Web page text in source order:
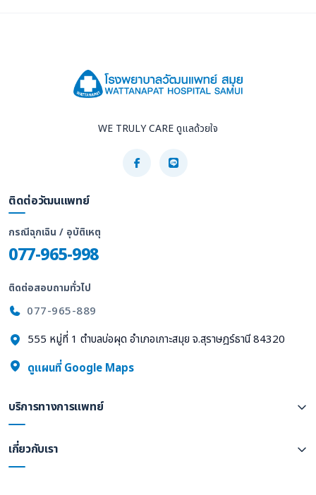
WE TRULY CARE ดูแลด้วยใจ
ติดต่อวัฒนแพทย์
กรณีฉุกเฉิน / อุบัติเหตุ
077-965-998
ติดต่อสอบถามทั่วไป
077-965-889
555 หมู่ที่ 1 ตำบลบ่อผุด อำเภอเกาะสมุย จ.สุราษฎร์ธานี 84320
ดูแผนที่ Google Maps
บริการทางการแพทย์
เกี่ยวกับเรา